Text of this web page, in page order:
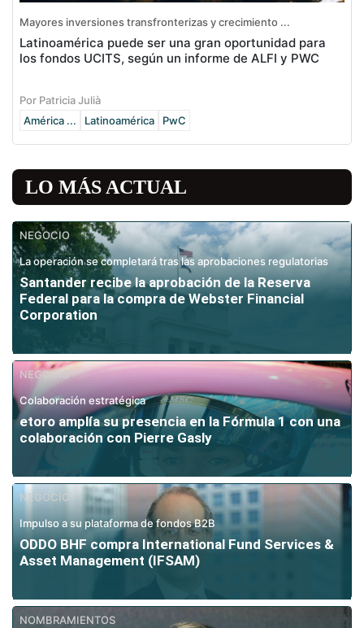
Mayores inversiones transfronterizas y crecimiento ...
Latinoamérica puede ser una gran oportunidad para
los fondos UCITS, según un informe de ALFI y PWC
Por Patricia Julià
América ...
Latinoamérica PwC
LO MÁS ACTUAL
NEGOCIO
La operación se completará tras las aprobaciones regulatorias
Santander recibe la aprobación de la Reserva
Federal para la compra de Webster Financial
Corporation
NEGOCIO
Colaboración estratégica
etoro amplía su presencia en la Fórmula 1 con una
colaboración con Pierre Gasly
NEGOCIO
Impulso a su plataforma de fondos B2B
ODDO BHF compra International Fund Services &
Asset Management (IFSAM)
NOMBRAMIENTOS